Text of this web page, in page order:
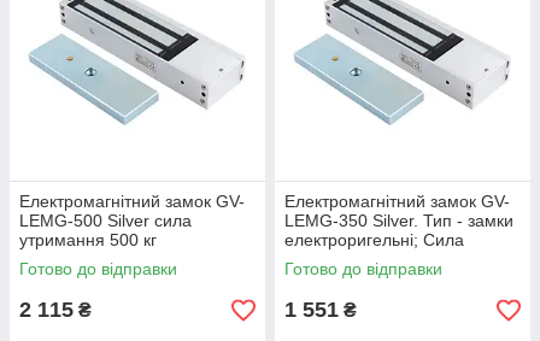
Електромагнітний замок GV-
LEMG-500 Silver сила
утримання 500 кг
анодований алюміній
Готово до відправки
2 115 ₴
Електромагнітний замок GV-
LEMG-350 Silver. Тип - замки
електроригельні; Сила
утримання 350 кг
Готово до відправки
1 551 ₴